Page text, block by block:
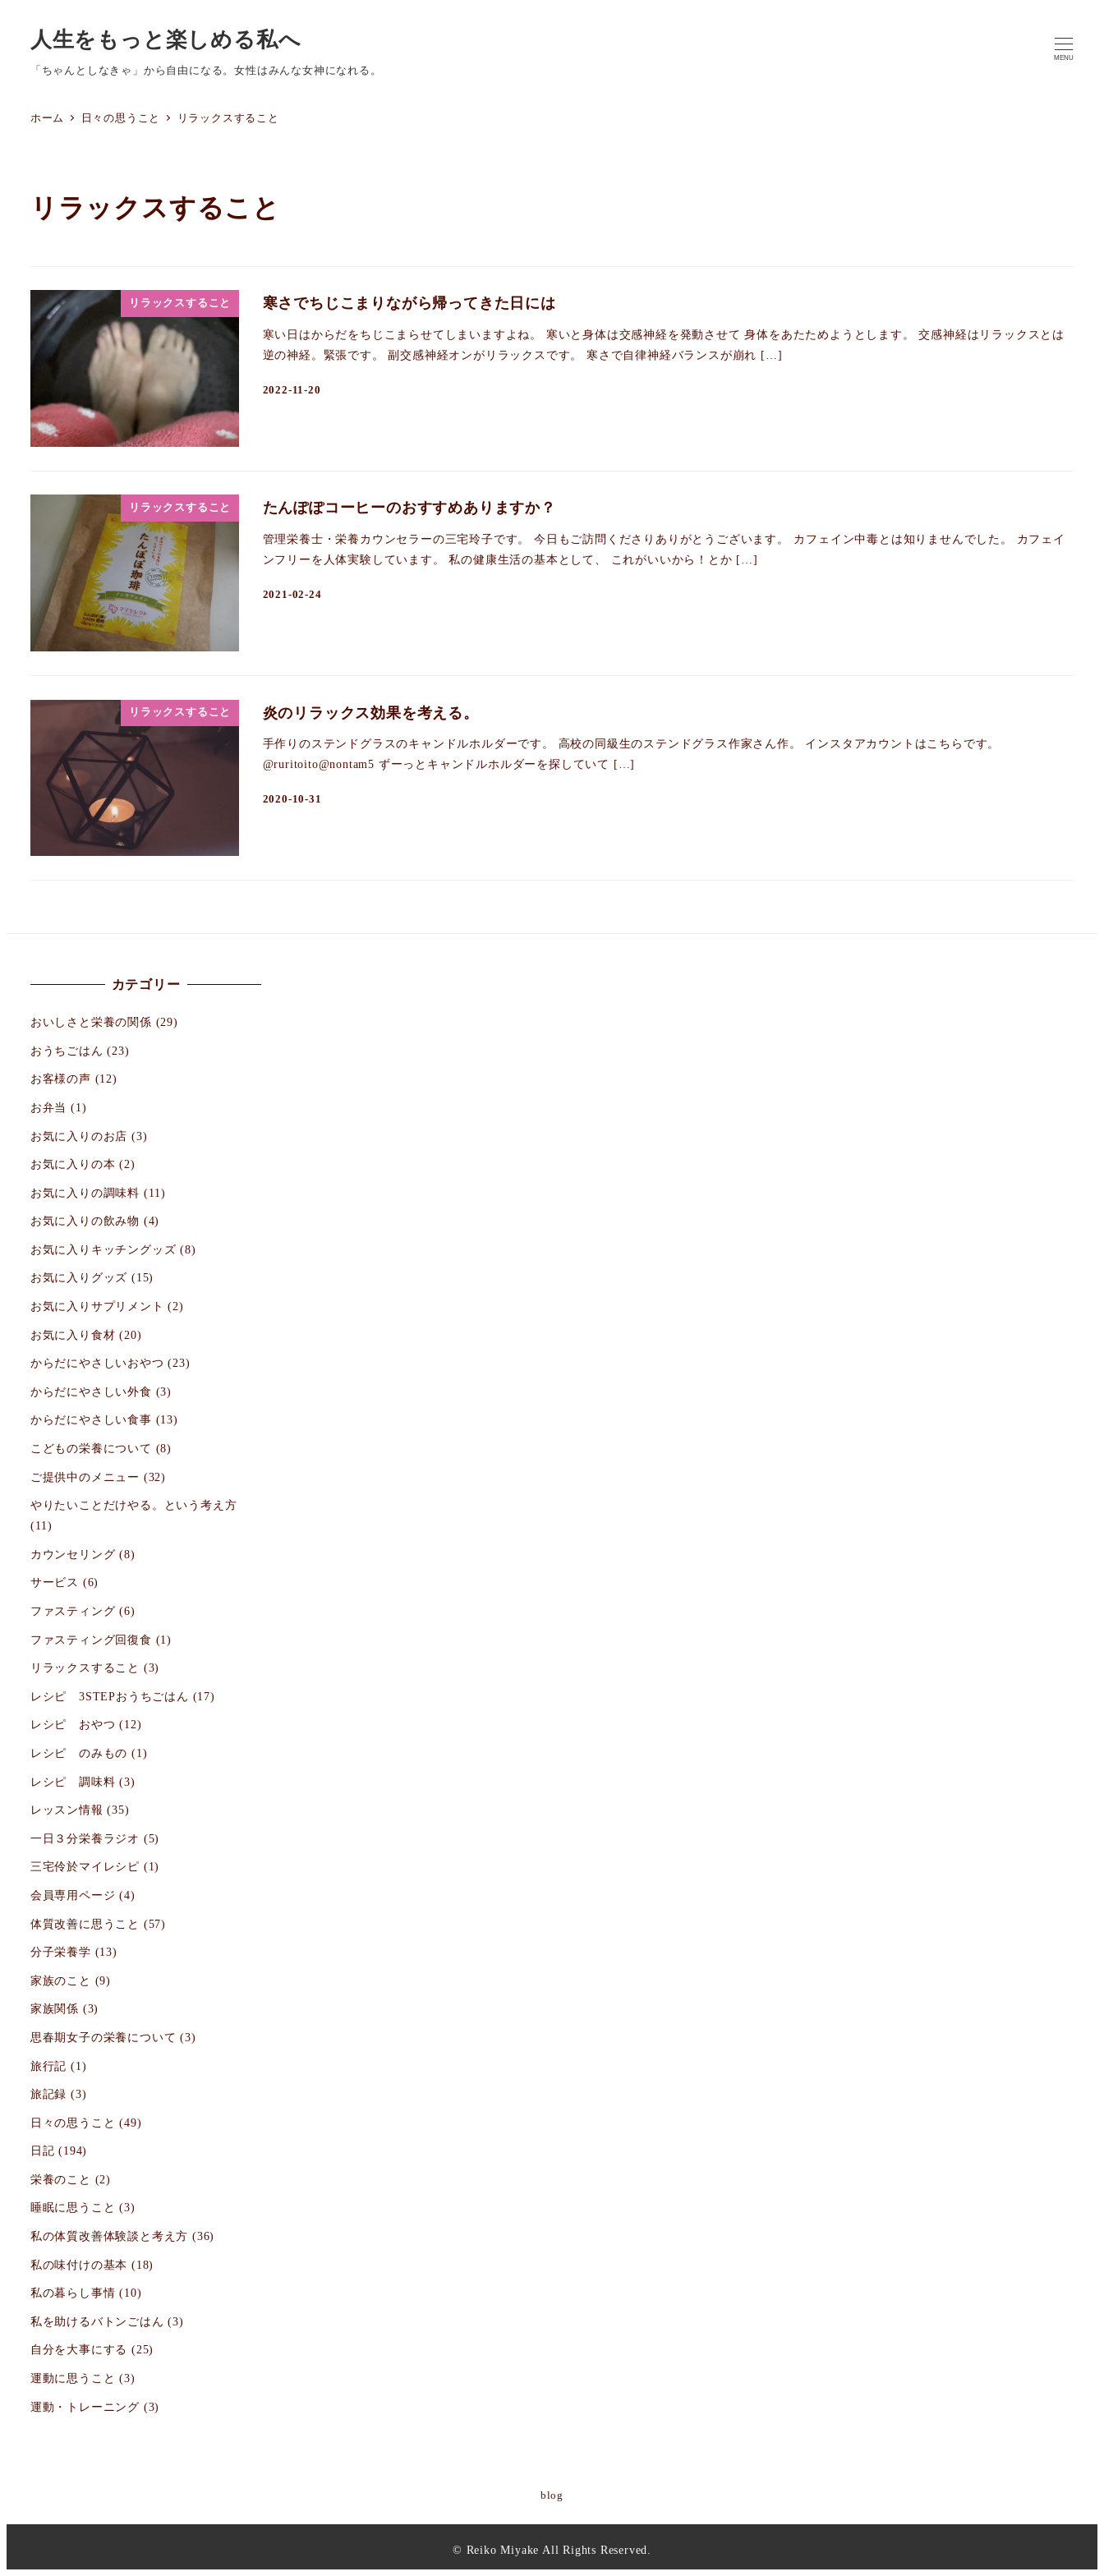
人生をもっと楽しめる私へ
「ちゃんとしなきゃ」から自由になる。女性はみんな女神になれる。
MENU
ホーム 日々の思うこと リラックスすること
リラックスすること
リラックスすること 寒さでちじこまりながら帰ってきた日には
寒い日はからだをちじこまらせてしまいますよね。 寒いと身体は交感神経を発動させて 身体をあたためようとします。 交感神経はリラックスとは
逆の神経。緊張です。 副交感神経オンがリラックスです。 寒さで自律神経バランスが崩れ […]
2022-11-20
リラックスすること たんぽぽコーヒーのおすすめありますか？
管理栄養士・栄養カウンセラーの三宅玲子です。 今日もご訪問くださりありがとうございます。 カフェイン中毒とは知りませんでした。 カフェイ
ンフリーを人体実験しています。 私の健康生活の基本として、 これがいいから！とか […]
2021-02-24
リラックスすること 炎のリラックス効果を考える。
手作りのステンドグラスのキャンドルホルダーです。 高校の同級生のステンドグラス作家さん作。 インスタアカウントはこちらです。
@ruritoito@nontam5 ずーっとキャンドルホルダーを探していて […]
2020-10-31
カテゴリー
おいしさと栄養の関係 (29)
おうちごはん (23)
お客様の声 (12)
お弁当 (1)
お気に入りのお店 (3)
お気に入りの本 (2)
お気に入りの調味料 (11)
お気に入りの飲み物 (4)
お気に入りキッチングッズ (8)
お気に入りグッズ (15)
お気に入りサプリメント (2)
お気に入り食材 (20)
からだにやさしいおやつ (23)
からだにやさしい外食 (3)
からだにやさしい食事 (13)
こどもの栄養について (8)
ご提供中のメニュー (32)
やりたいことだけやる。という考え方
(11)
カウンセリング (8)
サービス (6)
ファスティング (6)
ファスティング回復食 (1)
リラックスすること (3)
レシピ 3STEPおうちごはん (17)
レシピ おやつ (12)
レシピ のみもの (1)
レシピ 調味料 (3)
レッスン情報 (35)
一日３分栄養ラジオ (5)
三宅伶於マイレシピ (1)
会員専用ページ (4)
体質改善に思うこと (57)
分子栄養学 (13)
家族のこと (9)
家族関係 (3)
思春期女子の栄養について (3)
旅行記 (1)
旅記録 (3)
日々の思うこと (49)
日記 (194)
栄養のこと (2)
睡眠に思うこと (3)
私の体質改善体験談と考え方 (36)
私の味付けの基本 (18)
私の暮らし事情 (10)
私を助けるバトンごはん (3)
自分を大事にする (25)
運動に思うこと (3)
運動・トレーニング (3)
blog
© Reiko Miyake All Rights Reserved.